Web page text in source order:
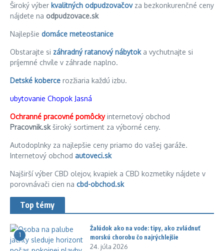
Široký výber kvalitných odpudzovačovza bezkonkurenčné ceny
nájdete na odpudzovace.sk
Najlepšie domáce meteostanice
Obstarajte si záhradný ratanový nábytoka vychutnajte si
príjemné chvíle v záhrade naplno.
Detské koberce rozžiaria každú izbu.
ubytovanie Chopok Jasná
Ochranné pracovné pomôckyinternetový obchod
Pracovnik.skširoký sortiment za výborné ceny.
Autodoplnky za najlepšie ceny priamo do vašej garáže.
Internetový obchod autoveci.sk
Najširší výber CBD olejov, kvapiek a CBD kozmetiky nájdete v
porovnávači cien na cbd-obchod.sk
Top témy
1
Žalúdok ako na vode: tipy, ako zvládnuť
morskú chorobu čo najrýchlejšie
24. júla 2026